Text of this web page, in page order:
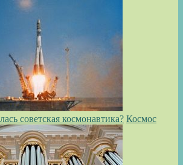
советская космонавтика? Космос